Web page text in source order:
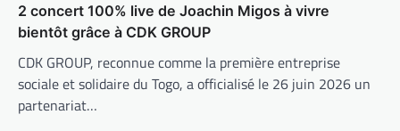
2 concert 100% live de Joachin Migos à vivre
bientôt grâce à CDK GROUP
CDK GROUP, reconnue comme la première entreprise
sociale et solidaire du Togo, a officialisé le 26 juin 2026 un
partenariat…